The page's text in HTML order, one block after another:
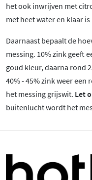
het ook inwrijven met
met heet water en klaar is
Daarnaast bepaalt de
messing. 10% zink geeft
goud kleur, daarna rond
40% - 45% zink weer een
het messing grijswit. Let
buitenlucht wordt het